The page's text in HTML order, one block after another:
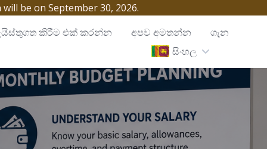
be on September 30, 2026.
කිරීම එක් කරන්න අපව අමතන්න
ගැන
සිංහල